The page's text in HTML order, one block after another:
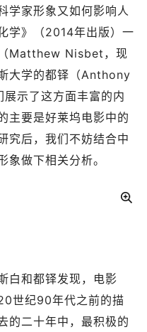
学家形象又如何影响人
学》（2014年出版）一
Matthew Nisbet，现
大学的都铎（Anthony
示了这方面丰富的内
主要是好莱坞电影中的
究后，我们不妨结合中
象做下相关分析。
白和都铎发现，电影
世纪90年代之前的描
的二十年中，最积极的